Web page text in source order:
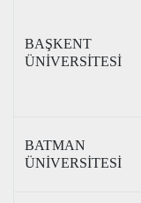
BAŞKENT
ÜNİVERSİTESİ
BATMAN
ÜNİVERSİTESİ